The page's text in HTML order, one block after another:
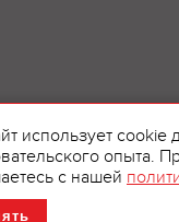
использует
опыта.
с нашей